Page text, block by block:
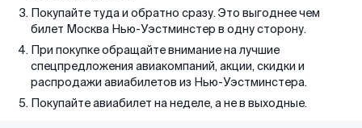
Покупайте туда и обратно сразу. Это выгоднее чем
билет Москва Нью-Уэстминстер в одну сторону.
При покупке обращайте внимание на лучшие
спецпредложения авиакомпаний, акции, скидки и
распродажи авиабилетов из Нью-Уэстминстера.
Покупайте авиабилет на неделе, а не в выходные.